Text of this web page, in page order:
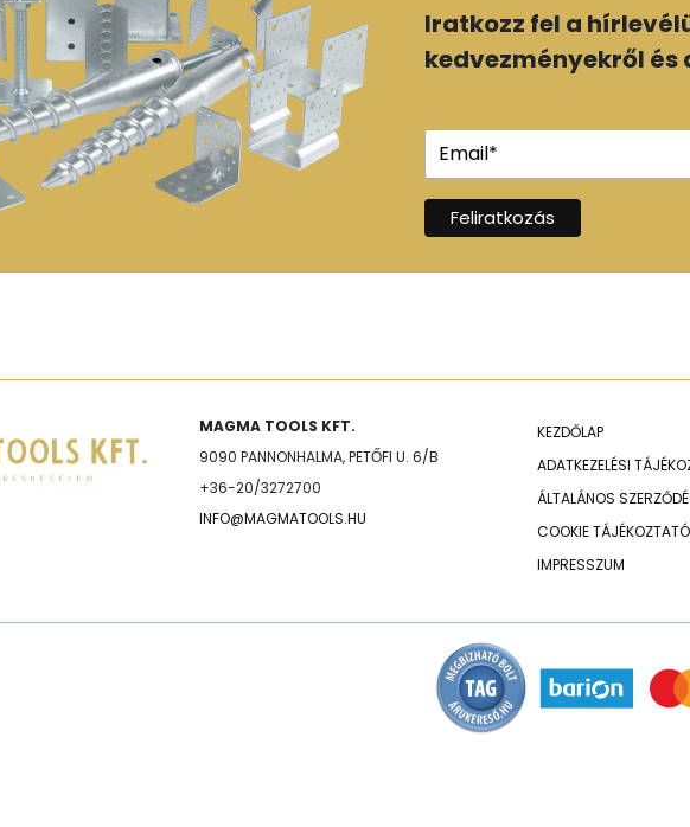
Iratkozz fel a
kedvezményekről
MAGMA TOOLS KFT.
9090 PANNONHALMA, PETŐFI U. 6/B
+36-20/3272700
INFO@MAGMATOOLS.HU
KEZDŐLAP
ADATKEZELÉSI
ÁLTALÁNOS
COOKIE TÁJÉKOZTATÓ
IMPRESSZUM